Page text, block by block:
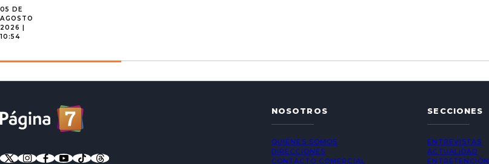
05 DE
AGOSTO
2026 |
10:54
NOSOTROS
QUIÉNES SOMOS
DIRECCIONES
CONTACTO COMERCIAL
SECCIONES
ENTREVISTAS
ACTUALIDAD
ENTRETENCIÓN